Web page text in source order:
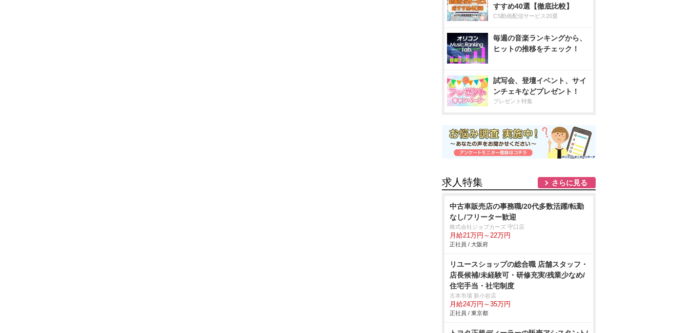
すすめ40選【徹底比較】
CS動画配信サービス20選
毎週の音楽ランキングから、
ヒットの推移をチェック！
試写会、登壇イベント、サイ
ンチェキなどプレゼント！
プレゼント特集
求人特集 さらに見る
中古車販売店の事務職/20代多数活躍/転勤
なし/フリーター歓迎
株式会社ジョブカーズ 守口店
月給21万円～22万円
正社員 / 大阪府
リユースショップの総合職 店舗スタッフ・
店長候補/未経験可・研修充実/残業少なめ/
住宅手当・社宅制度
古本市場 新小岩店
月給24万円～35万円
正社員 / 東京都